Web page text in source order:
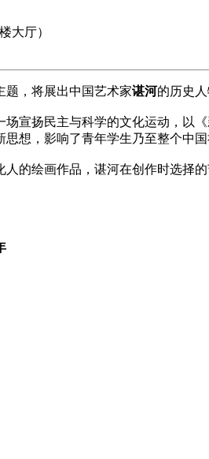
大厅）
题，将展出中国艺术家谌河的历史
场宣扬民主与科学的文化运动，以
想，影响了青年学生乃至整个中国
人的绘画作品，谌河在创作时选择